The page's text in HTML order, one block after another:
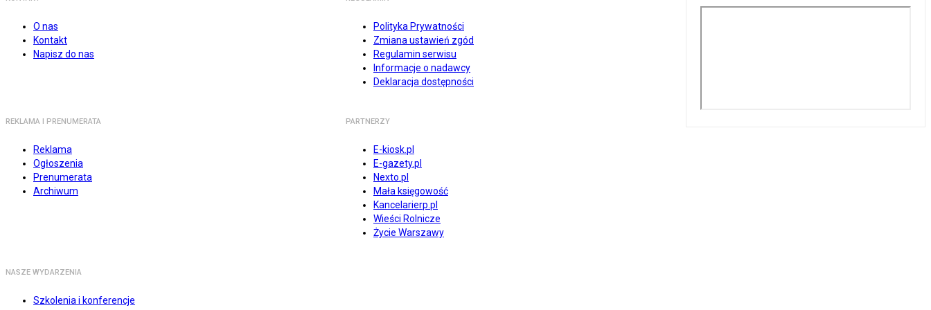
O nas
Kontakt
Napisz do nas
Polityka Prywatności
Zmiana ustawień zgód
Regulamin serwisu
Informacje o nadawcy
Deklaracja dostępności
REKLAMA I PRENUMERATA
Reklama
Ogłoszenia
Prenumerata
Archiwum
PARTNERZY
E-kiosk.pl
E-gazety.pl
Nexto.pl
Mała księgowość
Kancelarierp.pl
Wieści Rolnicze
Życie Warszawy
NASZE WYDARZENIA
Szkolenia i konferencje